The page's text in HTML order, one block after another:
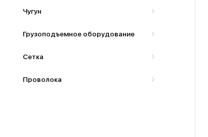
Чугун
Грузоподъемное оборудование
Сетка
Проволока